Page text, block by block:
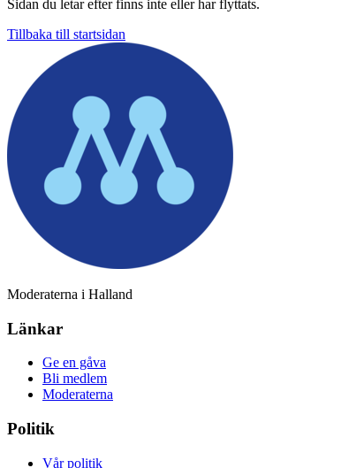
Sidan du letar efter finns inte eller har flyttats.
Tillbaka till startsidan
Moderaterna i Halland
Länkar
Ge en gåva
Bli medlem
Moderaterna
Politik
Vår politik